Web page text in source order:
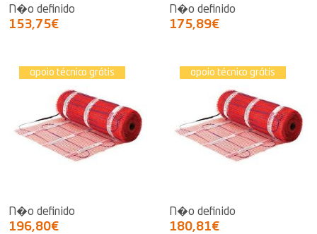
N�o definido
153,75€
N�o definido
175,89€
apoio técnico grátis
N�o definido
196,80€
apoio técnico grátis
N�o definido
180,81€